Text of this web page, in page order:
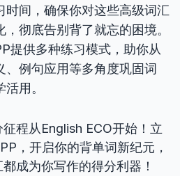
时间，确保你对这些高级词汇
彻底告别背了就忘的困境。
提供多种练习模式，助你从
、例句应用等多角度巩固词
用。
程从English ECO开始！立
，开启你的背单词新纪元，
成为你写作的得分利器！